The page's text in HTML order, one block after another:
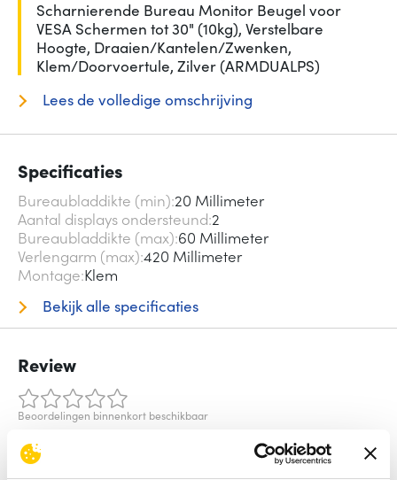
Scharnierende Bureau Monitor Beugel voor
VESA Schermen tot 30" (10kg), Verstelbare
Hoogte, Draaien/Kantelen/Zwenken,
Klem/Doorvoertule, Zilver (ARMDUALPS)
Lees de volledige omschrijving
Specificaties
Bureaubladdikte (min) 20 Millimeter
Aantal displays ondersteund 2
Bureaubladdikte (max) 60 Millimeter
Verlengarm (max) 420 Millimeter
Montage Klem
Bekijk alle specificaties
Review
Beoordelingen binnenkort beschikbaar
Deel je ervaring met het product door het schrijven van een
review.